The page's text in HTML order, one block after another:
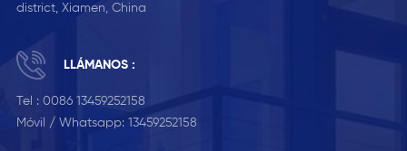
district, Xiamen, China
LLÁMANOS :
Tel : 0086 13459252158
Móvil / Whatsapp: 13459252158